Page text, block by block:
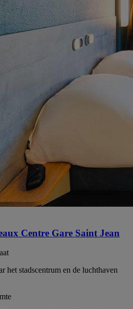
Centre Gare Saint Jean
het stadscentrum en de luchthaven